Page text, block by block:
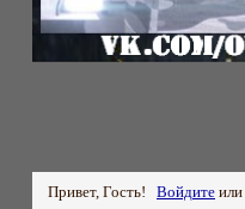
Привет, Гость! Войдите или